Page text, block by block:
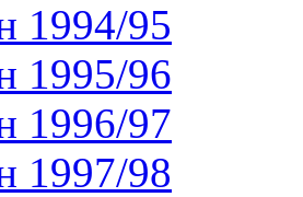
1994/95
1995/96
1996/97
1997/98